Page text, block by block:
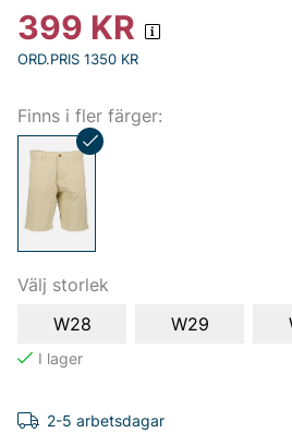
399 KR
ORD.PRIS 1350 KR
Finns i fler färger:
Välj storlek
W28
W29
2-5 arbetsdagar